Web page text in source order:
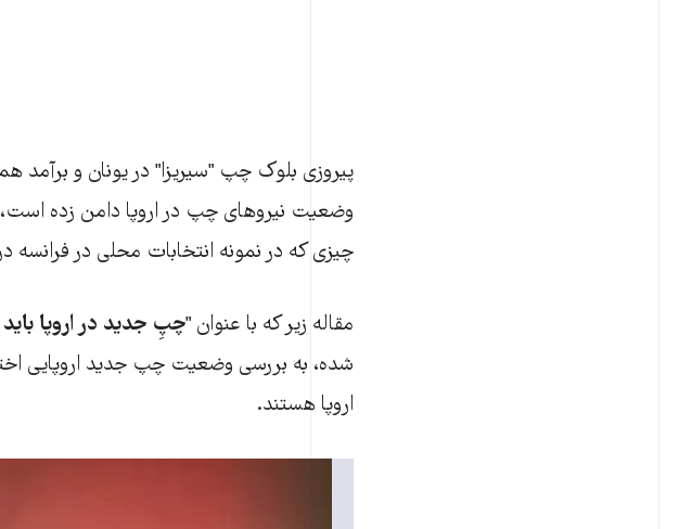
پیروزی بلوک چپ "سیریزا" در یونان و برآمد
وضعیت نیروهای چپ در اروپا دامن زده
چیزی که در نمونه انتخابات محلی در فرانسه
مقاله زیر که با عنوان "چپِ جدید در اروپا باید
شده، به بررسی وضعیت چپ جدید اروپایی
اروپا هستند.